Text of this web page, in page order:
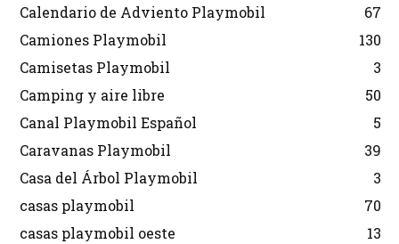
Calendario de Adviento Playmobil
67
Camiones Playmobil
130
Camisetas Playmobil
3
Camping y aire libre
50
Canal Playmobil Español
5
Caravanas Playmobil
39
Casa del Árbol Playmobil
3
casas playmobil
70
casas playmobil oeste
13